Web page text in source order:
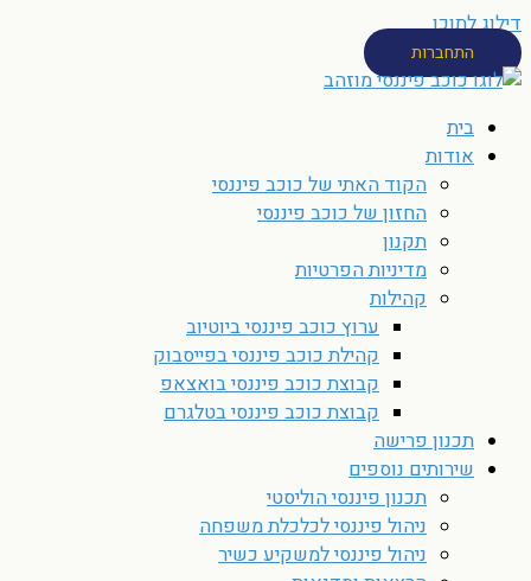
דילוג לתוכן
התחברות
בית
אודות
הקוד האתי של כוכב פיננסי
החזון של כוכב פיננסי
תקנון
מדיניות הפרטיות
קהילות
ערוץ כוכב פיננסי ביוטיוב
קהילת כוכב פיננסי בפייסבוק
קבוצת כוכב פיננסי בואצאפ
קבוצת כוכב פיננסי בטלגרם
תכנון פרישה
שירותים נוספים
תכנון פיננסי הוליסטי
ניהול פיננסי לכלכלת משפחה
ניהול פיננסי למשקיע כשיר